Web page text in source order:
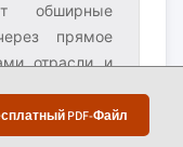
PDF-Файл
обширные
прямое
отрасли и
из
Мы